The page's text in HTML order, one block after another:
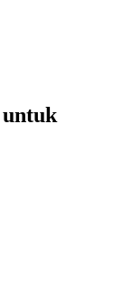
copy trading